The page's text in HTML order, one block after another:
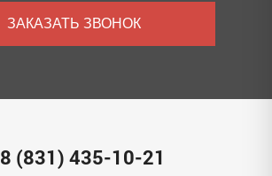
ЗАКАЗАТЬ ЗВОНОК
8 (831) 435-10-21